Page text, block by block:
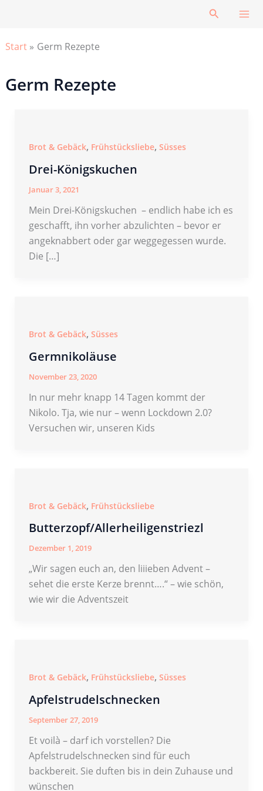
Suchen
Start Germ Rezepte
Germ Rezepte
Brot & Gebäck, Frühstücksliebe, Süsses
Drei-Königskuchen
Januar 3, 2021
Mein Drei-Königskuchen – endlich habe ich es
geschafft, ihn vorher abzulichten – bevor er
angeknabbert oder gar weggegessen wurde.
Die […]
Brot & Gebäck, Süsses
Germnikoläuse
November 23, 2020
In nur mehr knapp 14 Tagen kommt der
Nikolo. Tja, wie nur – wenn Lockdown 2.0?
Versuchen wir, unseren Kids
Brot & Gebäck, Frühstücksliebe
Butterzopf/Allerheiligenstriezl
Dezember 1, 2019
„Wir sagen euch an, den liiieben Advent –
sehet die erste Kerze brennt….“ – wie schön,
wie wir die Adventszeit
Brot & Gebäck, Frühstücksliebe, Süsses
Apfelstrudelschnecken
September 27, 2019
Et voilà – darf ich vorstellen? Die
Apfelstrudelschnecken sind für euch
backbereit. Sie duften bis in dein Zuhause und
wünschen